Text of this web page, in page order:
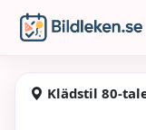
Hoppa till
Bildleken
Klädstil 80-talet för